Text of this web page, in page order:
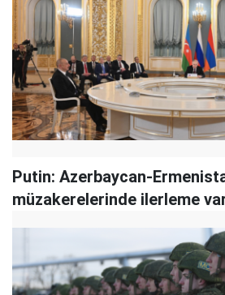
Putin: Azerbaycan-
müzakerelerinde ilerleme